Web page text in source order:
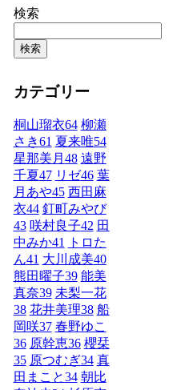
検索
検索
カテゴリー
桐山瑠衣64 柳瀬
さき61 夏来唯54
星那美月 48 遠野
千夏47 リゼ46 葉
月あや45 西田麻
衣44 釘町みやび
43 咲村良子42 田
中みか41
トロた
ん41 大川成美40
熊田曜子39 能美
真奈39 未梨一花
38 花井美理38 船
岡咲37 春野ゆこ
36 原幹恵36 櫻栞
35 原つむぎ34 真
田まこと34 朝比